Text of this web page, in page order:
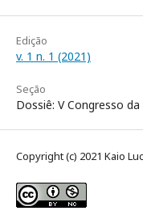
Edição
v. 1 n. 1 (2021)
Seção
Dossiê: V Congresso
Copyright (c) 2021 Kaio